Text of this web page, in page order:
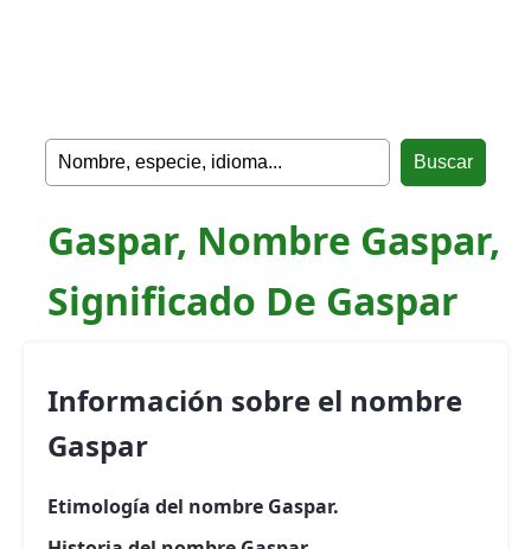
Gaspar, Nombre Gaspar,
Significado De Gaspar
Información sobre el nombre
Gaspar
Etimología del nombre Gaspar.